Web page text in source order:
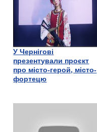
У Чернігові
презентували проєкт
про місто-герой, місто-
фортецю